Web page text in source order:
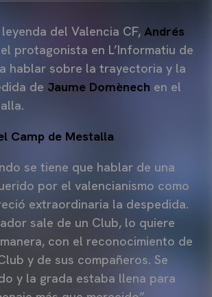
del Valencia CF, Andrés
protagonista en L’Informatiu de
hablar sobre la trayectoria y la
de Jaume Domènech en el
Camp de Mestalla
se tiene que hablar de una
por el valencianismo como
extraordinaria la despedida.
sale de un Club, lo quiere
con el reconocimiento de
y de sus compañeros. Se
y la grada estaba llena para